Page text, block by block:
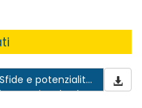
e potenzialità
che